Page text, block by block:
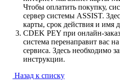
Чтобы оплатить покупку,
сервер системы ASSIST.
карты, срок действия и имя
CDEK PEY при онлайн-
система перенаправит вас
сервиса. Здесь необходимо
инструкции.
Назад к списку